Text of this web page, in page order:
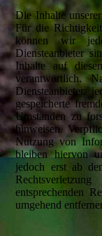
Die Inhalte
Für die
können wir
Diensteanbieter
Inhalte auf
Diensteanbieter
gespeicherte
Umständen zu
hinweisen.
Nutzung von
bleiben hiervon
jedoch erst ab
entsprechenden
umgehend